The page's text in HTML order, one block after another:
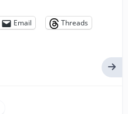
Email
Threads